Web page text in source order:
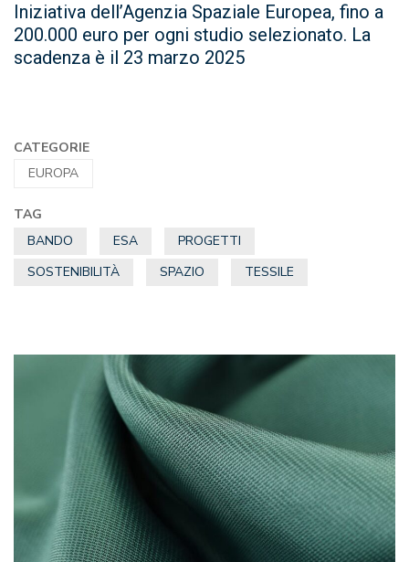
Iniziativa dell’Agenzia Spaziale Europea, fino a
200.000 euro per ogni studio selezionato. La
scadenza è il 23 marzo 2025
CATEGORIE
EUROPA
TAG
BANDO
ESA
PROGETTI
SOSTENIBILITÀ
SPAZIO TESSILE